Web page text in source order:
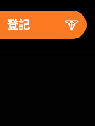
登記